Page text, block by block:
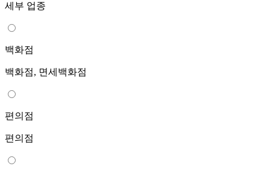
세부 업종
백화점
백화점, 면세백화점
편의점
편의점